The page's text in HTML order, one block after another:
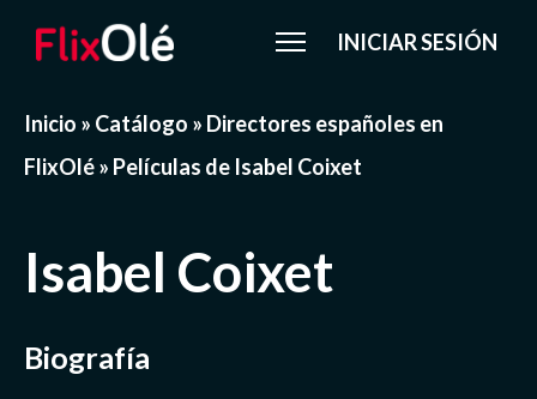
INICIAR SESIÓN
Inicio » Catálogo » Directores españoles en
FlixOlé» Películas de Isabel Coixet
Isabel Coixet
Biografía